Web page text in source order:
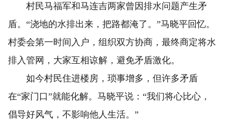
村民马福军和马连吉两家曾因排水问题产生矛
盾。“浇地的水排出来，把路都淹了。”马晓平回忆。
村委会第一时间入户，组织双方协商，最终商定将水
排入管网，大家互相谅解，避免矛盾激化。
如今村民住进楼房，琐事增多，但许多矛盾
在“家门口”就能化解。马晓平说：“我们将心比心，
倡导好风气，不影响他人生活。”